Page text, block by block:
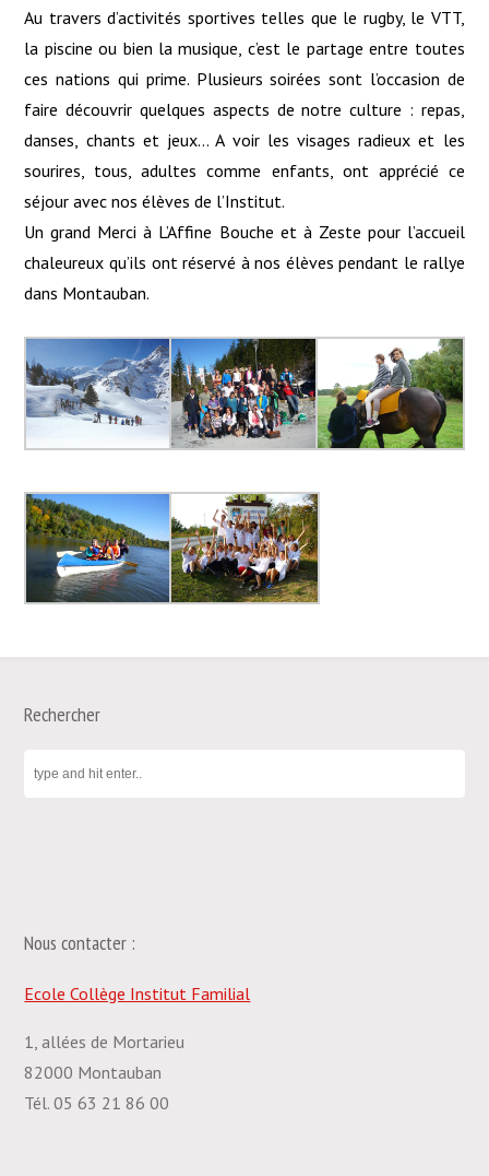
Au travers d’activités sportives telles que le rugby, le VTT,
la piscine ou bien la musique, c’est le partage entre toutes
ces nations qui prime. Plusieurs soirées sont l’occasion de
faire découvrir quelques aspects de notre culture : repas,
danses, chants et jeux… A voir les visages radieux et les
sourires, tous, adultes comme enfants, ont apprécié ce
séjour avec nos élèves de l’Institut.
Un grand Merci à L’Affine Bouche et à Zeste pour l’accueil
chaleureux qu’ils ont réservé à nos élèves pendant le rallye
dans Montauban.
Rechercher
Nous contacter :
Ecole Collège Institut Familial
1, allées de Mortarieu
82000 Montauban
Tél. 05 63 21 86 00